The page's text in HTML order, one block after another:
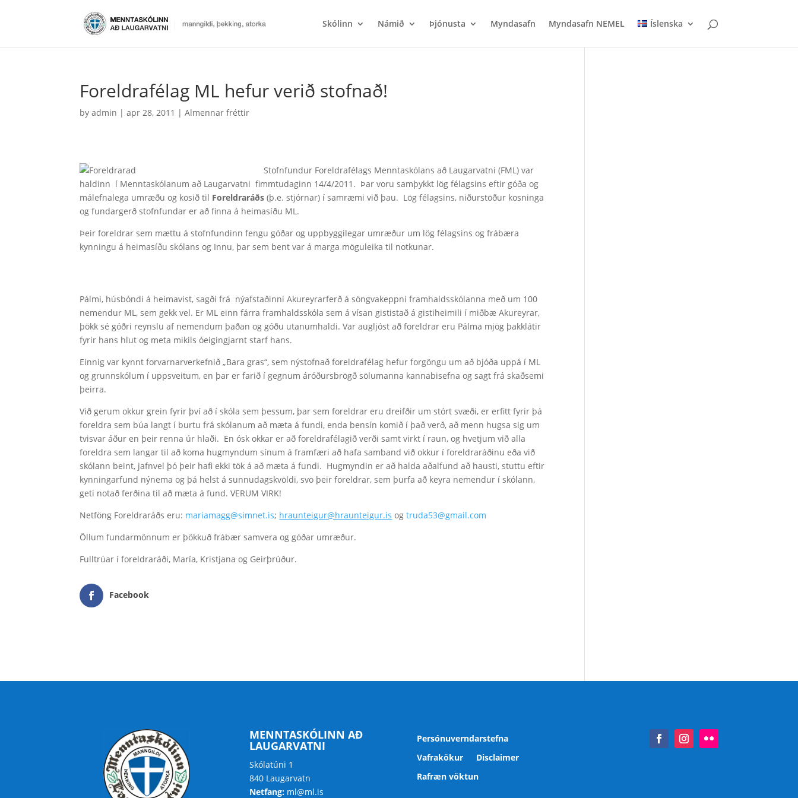
Skólinn Námið Þjónusta Myndasafn Myndasafn NEMEL Íslenska
Foreldrafélag ML hefur verið stofnað!
byadmin |apr 28, 2011 |Almennar fréttir
Stofnfundur Foreldrafélags Menntaskólans að Laugarvatni (FML) var
haldinn í Menntaskólanum að Laugarvatni fimmtudaginn 14/4/2011. Þar voru samþykkt lög félagsins eftir góða og
málefnalega umræðu og kosið til Foreldraráðs(þ.e. stjórnar) í samræmi við þau. Lög félagsins, niðurstöður kosninga
og fundargerð stofnfundar er að finna á heimasíðu ML.
Þeir foreldrar sem mættu á stofnfundinn fengu góðar og uppbyggilegar umræður um lög félagsins og frábæra
kynningu á heimasíðu skólans og Innu, þar sem bent var á marga möguleika til notkunar.
Pálmi, húsbóndi á heimavist, sagði frá nýafstaðinni Akureyrarferð á söngvakeppni framhaldsskólanna með um 100
nemendur ML, sem gekk vel. Er ML einn fárra framhaldsskóla sem á vísan gististað á gistiheimili í miðbæ Akureyrar,
þökk sé góðri reynslu af nemendum þaðan og góðu utanumhaldi. Var augljóst að foreldrar eru Pálma mjög þakklátir
fyrir hans hlut og meta mikils óeigingjarnt starf hans.
Einnig var kynnt forvarnarverkefnið „Bara gras“, sem nýstofnað foreldrafélag hefur forgöngu um að bjóða uppá í ML
og grunnskólum í uppsveitum, en þar er farið í gegnum áróðursbrögð sölumanna kannabisefna og sagt frá skaðsemi
þeirra.
Við gerum okkur grein fyrir því að í skóla sem þessum, þar sem foreldrar eru dreifðir um stórt svæði, er erfitt fyrir þá
foreldra sem búa langt í burtu frá skólanum að mæta á fundi, enda bensín komið í það verð, að menn hugsa sig um
tvisvar áður en þeir renna úr hlaði. En ósk okkar er að foreldrafélagið verði samt virkt í raun, og hvetjum við alla
foreldra sem langar til að koma hugmyndum sínum á framfæri að hafa samband við okkur í foreldraráðinu eða við
skólann beint, jafnvel þó þeir hafi ekki tök á að mæta á fundi. Hugmyndin er að halda aðalfund að hausti, stuttu eftir
kynningarfund nýnema og þá helst á sunnudagskvöldi, svo þeir foreldrar, sem þurfa að keyra nemendur í skólann,
geti notað ferðina til að mæta á fund. VERUM VIRK!
Netföng Foreldraráðs eru: mariamagg@simnet.is; hraunteigur@hraunteigur.is ogtruda53@gmail.com
Öllum fundarmönnum er þökkuð frábær samvera og góðar umræður.
Fulltrúar í foreldraráði, María, Kristjana og Geirþrúður.
Facebook
MENNTASKÓLINN AÐ
LAUGARVATNI
Skólatúni 1
840 Laugarvatn
Netfang:ml@ml.is
Persónuverndarstefna
Vafrakökur
Disclaimer
Rafræn vöktun